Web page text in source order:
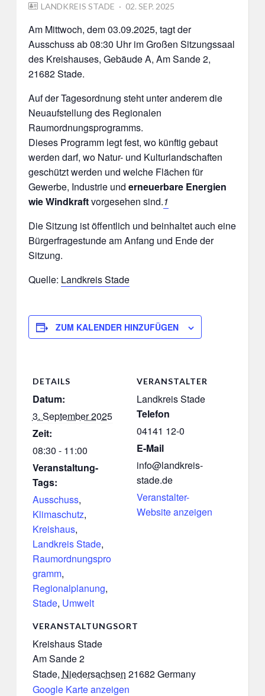
LANDKREIS STADE
POSTED
02. SEP. 2025
Am Mittwoch, dem 03.09.2025, tagt der
Ausschuss ab 08:30 Uhr im Großen Sitzungssaal
des Kreishauses, Gebäude A, Am Sande 2,
21682 Stade.
Auf der Tagesordnung steht unter anderem die
Neuaufstellung des Regionalen
Raumordnungsprogramms.
Dieses Programm legt fest, wo künftig gebaut
werden darf, wo Natur- und Kulturlandschaften
geschützt werden und welche Flächen für
Gewerbe, Industrie und erneuerbare Energien
wie Windkraftvorgesehen sind.1
Die Sitzung ist öffentlich und beinhaltet auch eine
Bürgerfragestunde am Anfang und Ende der
Sitzung.
Quelle: Landkreis Stade
ZUM KALENDER HINZUFÜGEN
DETAILS
Datum:
3. September 2025
Zeit:
08:30 - 11:00
Veranstaltung-
Tags:
Ausschuss,
Klimaschutz,
Kreishaus,
Landkreis Stade,
Raumordnungspro
gramm,
Regionalplanung,
Stade, Umwelt
VERANSTALTUNGSORT
Kreishaus Stade
Am Sande 2
Stade, Niedersachsen 21682Germany
Google Karte anzeigen
VERANSTALTER
Landkreis Stade
Telefon
04141 12-0
E-Mail
info@landkreis-
stade.de
Veranstalter-
Website anzeigen